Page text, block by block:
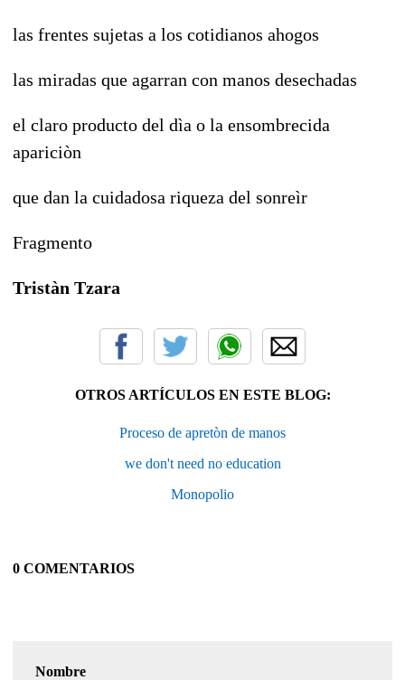
las frentes sujetas a los cotidianos ahogos
las miradas que agarran con manos desechadas
el claro producto del dìa o la ensombrecida
apariciòn
que dan la cuidadosa riqueza del sonreìr
Fragmento
Tristàn Tzara
OTROS ARTÍCULOS EN ESTE BLOG:
Proceso de apretòn de manos
we don't need no education
Monopolio
0 COMENTARIOS
Nombre